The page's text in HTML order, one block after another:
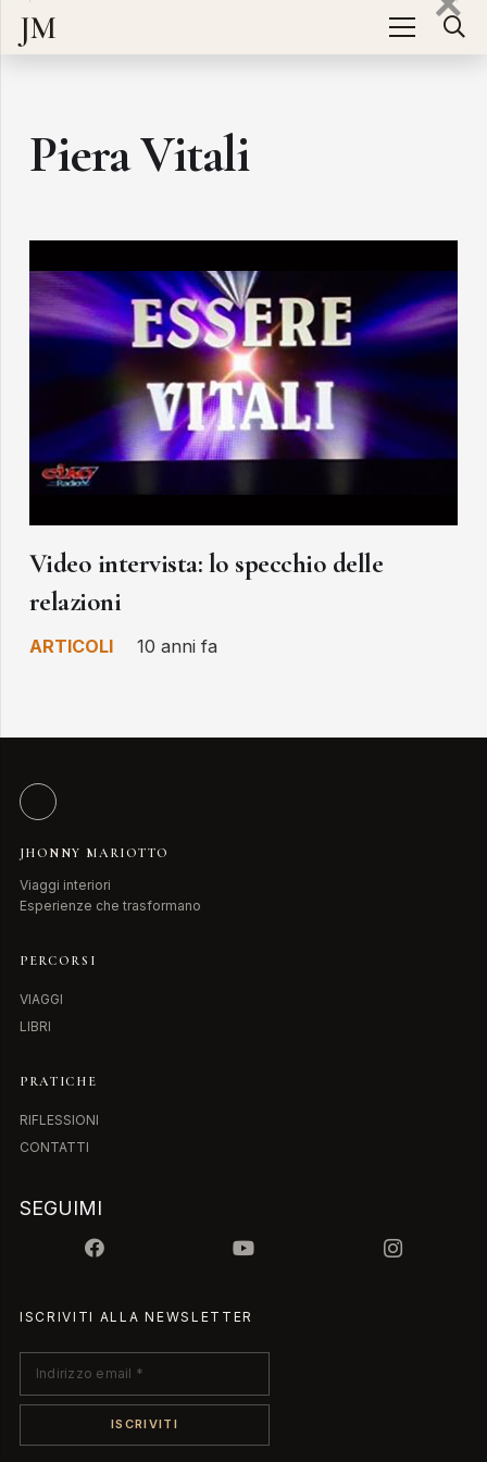
JM
Piera Vitali
Video intervista: lo specchio delle
relazioni
ARTICOLI 10 anni fa
JHONNY MARIOTTO
Viaggi interiori
Esperienze che trasformano
PERCORSI
VIAGGI
LIBRI
PRATICHE
RIFLESSIONI
CONTATTI
SEGUIMI
ISCRIVITI ALLA NEWSLETTER